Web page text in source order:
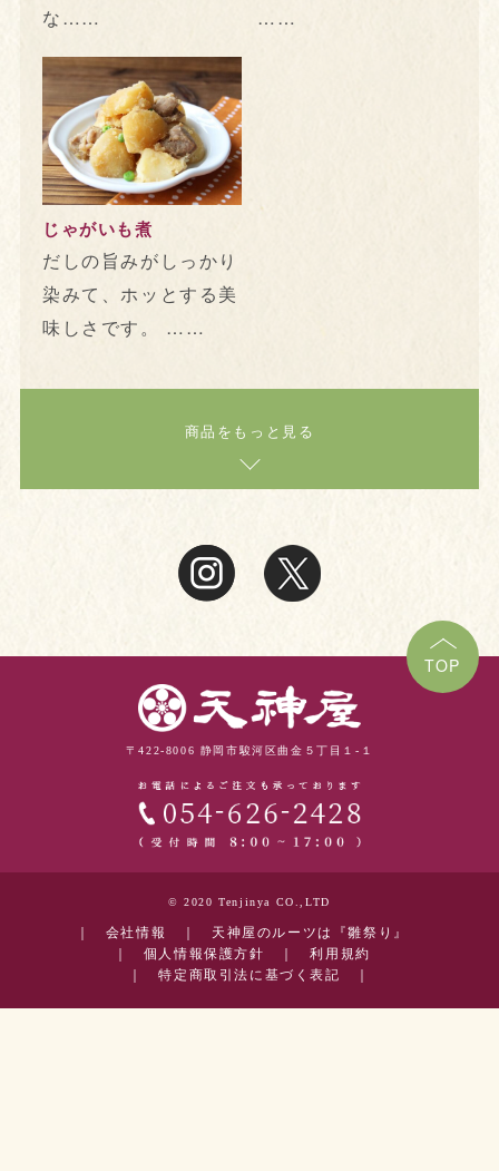
な……
……
じゃがいも煮
だしの旨みがしっかり
染みて、ホッとする美
味しさです。 ……
商品をもっと見る
TOP
〒422-8006 静岡市駿河区曲金５丁目１-１
© 2020 Tenjinya CO.,LTD
会社情報
天神屋のルーツは『雛祭り』
個人情報保護方針 ｜利用規約
｜特定商取引法に基づく表記